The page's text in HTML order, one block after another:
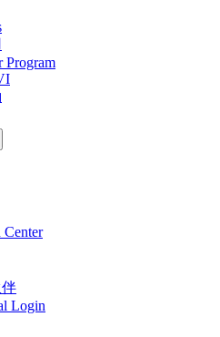
Program
Center
Login